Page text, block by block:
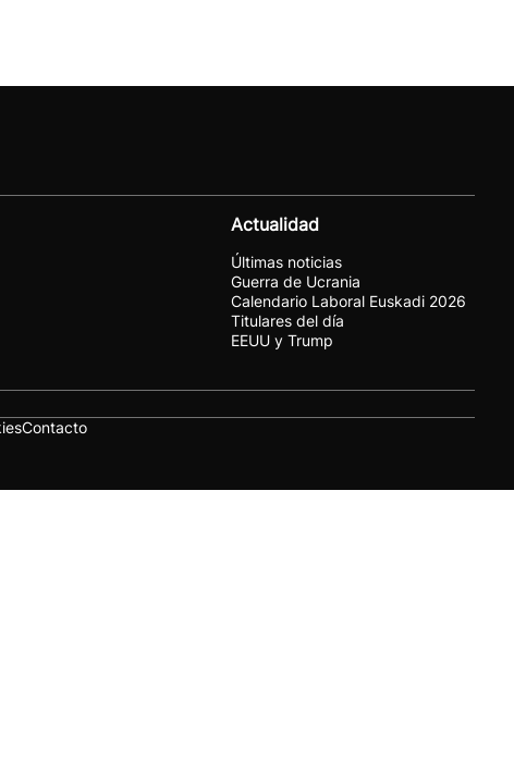
Actualidad
Últimas noticias
Guerra de Ucrania
Calendario Laboral Euskadi 2026
Titulares del día
EEUU y Trump
Contacto